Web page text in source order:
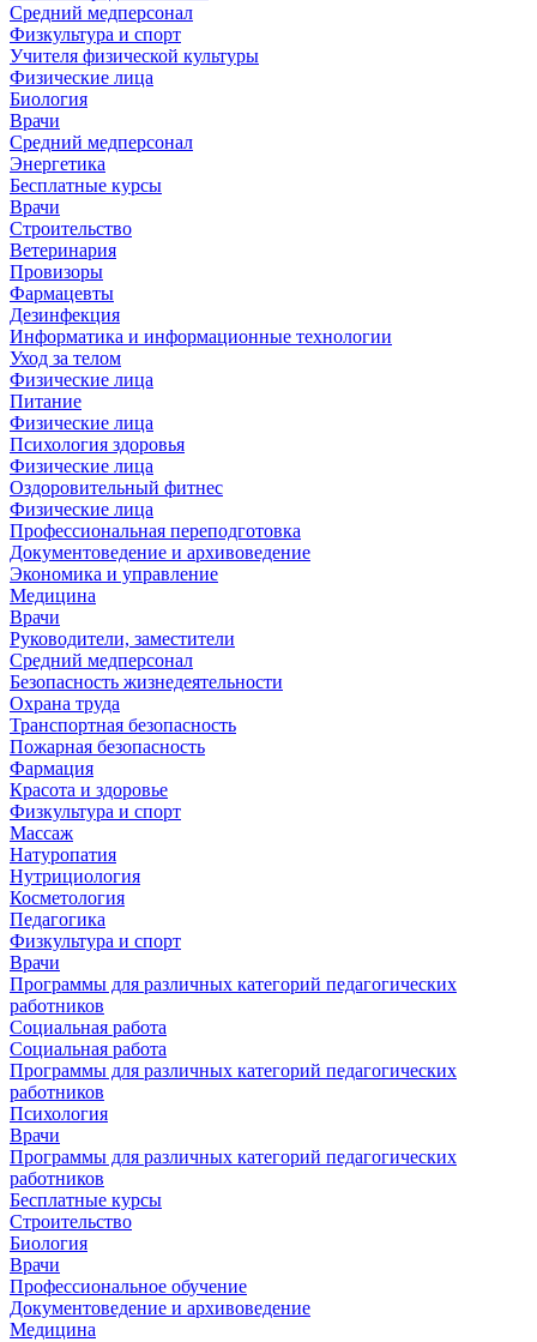
Средний медперсонал
Физкультура и спорт
Учителя физической культуры
Физические лица
Биология
Врачи
Средний медперсонал
Энергетика
Бесплатные курсы
Врачи
Строительство
Ветеринария
Провизоры
Фармацевты
Дезинфекция
Информатика и информационные технологии
Уход за телом
Физические лица
Питание
Физические лица
Психология здоровья
Физические лица
Оздоровительный фитнес
Физические лица
Профессиональная переподготовка
Документоведение и архивоведение
Экономика и управление
Медицина
Врачи
Руководители, заместители
Средний медперсонал
Безопасность жизнедеятельности
Охрана труда
Транспортная безопасность
Пожарная безопасность
Фармация
Красота и здоровье
Физкультура и спорт
Массаж
Натуропатия
Нутрициология
Косметология
Педагогика
Физкультура и спорт
Врачи
Программы для различных категорий педагогических
работников
Социальная работа
Социальная работа
Программы для различных категорий педагогических
работников
Психология
Врачи
Программы для различных категорий педагогических
работников
Бесплатные курсы
Строительство
Биология
Врачи
Профессиональное обучение
Документоведение и архивоведение
Медицина